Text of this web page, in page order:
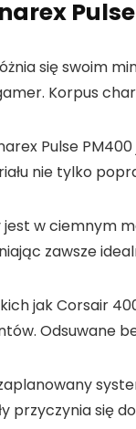
się swoim
Korpus
Pulse
nie tylko
w ciemnym
zawsze
jak Corsair
Odsuwane
przyczynia się